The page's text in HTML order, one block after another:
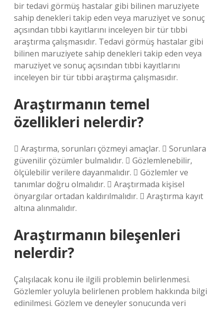
bir tedavi görmüş hastalar gibi bilinen maruziyete
sahip denekleri takip eden veya maruziyet ve sonuç
açısından tıbbi kayıtlarını inceleyen bir tür tıbbi
araştırma çalışmasıdır. Tedavi görmüş hastalar gibi
bilinen maruziyete sahip denekleri takip eden veya
maruziyet ve sonuç açısından tıbbi kayıtlarını
inceleyen bir tür tıbbi araştırma çalışmasıdır.
Araştırmanın temel
özellikleri nelerdir?
 Araştırma, sorunları çözmeyi amaçlar.  Sorunlara
güvenilir çözümler bulmalıdır.  Gözlemlenebilir,
ölçülebilir verilere dayanmalıdır.  Gözlemler ve
tanımlar doğru olmalıdır.  Araştırmada kişisel
önyargılar ortadan kaldırılmalıdır.  Araştırma kayıt
altına alınmalıdır.
Araştırmanın bileşenleri
nelerdir?
Çalışılacak konu ile ilgili problemin belirlenmesi.
Gözlemler yoluyla belirlenen problem hakkında bilgi
edinilmesi. Gözlem ve deneyler sonucunda veri